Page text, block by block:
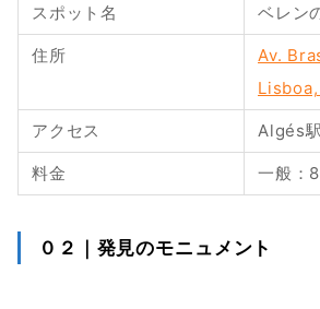
スポット名 ベレン
住所
Av.
アクセス Algés
料金 一般：
０２｜発見のモニュメント